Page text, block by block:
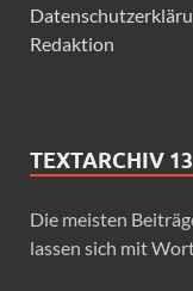
Redaktion
TEXTARCHIV
Die meisten
lassen sich mit